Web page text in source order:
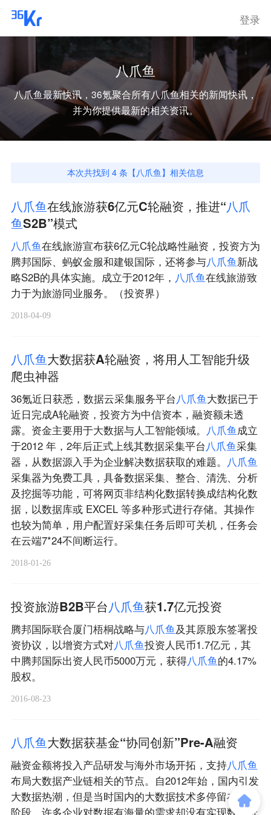
登录
八爪鱼
八爪鱼最新快讯，36氪聚合所有八爪鱼相关的新闻快讯，
并为你提供最新的相关资讯。
本次共找到 4 条【 八爪鱼 】相关信息
八爪鱼在线旅游获6亿元C轮融资，推进“八爪
鱼S2B”模式
八 爪鱼在线旅游宣布获6亿元C轮战略性融资，投资方为
腾邦国际、蚂蚁金服和建银国际，还将参与八 爪鱼新战
略S2B的具体实施。成立于2012年， 八 爪鱼在线旅游致
力于为旅游同业服务。（投资界）
2018-04-09
八爪鱼大数据获A轮融资，将用人工智能升级
爬虫神器
36氪近日获悉，数据云采集服务平台 八 爪鱼大数据已于
近日完成A轮融资，投资方为中信资本，融资额未透
露。资金主要用于大数据与人工智能领域。
八 爪鱼 成立
于2012 年，2年后正式上线其数据采集平台 八 爪鱼采集
器，从数据源入手为企业解决数据获取的难题。
八 爪鱼
采集器为免费工具，具备数据采集、整合、清洗、分析
及挖掘等功能，可将网页非结构化数据转换成结构化数
据，以数据库或 EXCEL 等多种形式进行存储。其操作
也较为简单，用户配置好采集任务后即可关机，任务会
在云端7*24不间断运行。
2018-01-26
投资旅游B2B平台八爪鱼获1.7亿元投资
腾邦国际联合厦门梧桐战略与八 爪鱼 及其原股东签署投
资协议，以增资方式对八 爪鱼投资人民币1.7亿元，其
中腾邦国际出资人民币5000万元，获得八 爪鱼的4.17%
股权。
2016-08-23
八爪鱼大数据获基金“协同创新”Pre-A融资
融资金额将投入产品研发与海外市场开拓，支持八 爪鱼
布局大数据产业链相关的节点。自2012年始，国内引发
大数据热潮，但是当时国内的大数据技术多停留在概念
阶段，许多企业对数据有海量的需求却没有实现数据价